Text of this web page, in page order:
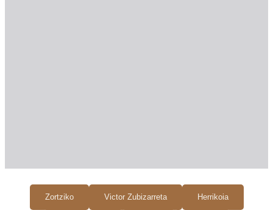
Zortziko Victor Zubizarreta Herrikoia